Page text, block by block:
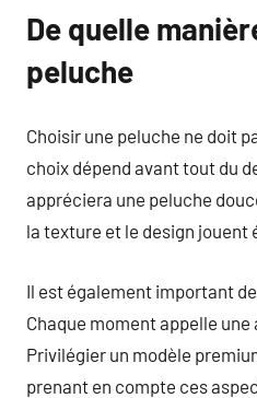
De quelle
peluche
Choisir une peluche ne doit
choix dépend avant tout du
appréciera une peluche
la texture et le design jouent
Il est également important
Chaque moment appelle
Privilégier un modèle
prenant en compte ces